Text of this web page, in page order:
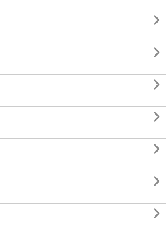






